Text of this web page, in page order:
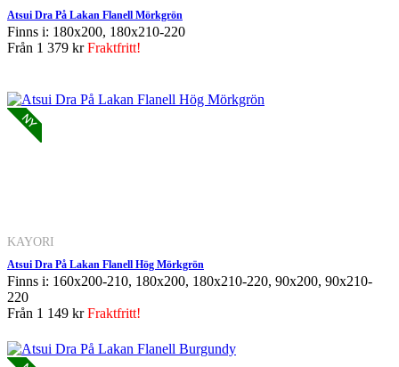
Atsui Dra På Lakan Flanell Mörkgrön
Finns i: 180x200, 180x210-220
Från 1 379 krFraktfritt!
KAYORI
Atsui Dra På Lakan Flanell Hög Mörkgrön
Finns i: 160x200-210, 180x200, 180x210-220, 90x200, 90x210-
220
Från 1 149 krFraktfritt!